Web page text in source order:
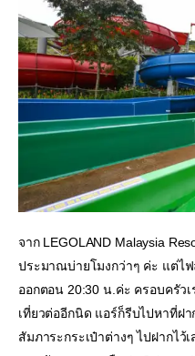
จาก LEGOLAND Malaysia
ประมาณบ่ายโมงกว่าๆ ค่ะ แต่ไ
ออกตอน 20:30 น.ค่ะ ครอบครัว
เที่ยวต่ออีกนิด แอร์ก็รีบไปหาที่ฝ
สัมภาระกระเป๋าต่างๆ ไปฝากไว้